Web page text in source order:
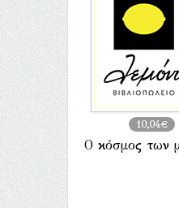
10,04€
Ο κόσμος των